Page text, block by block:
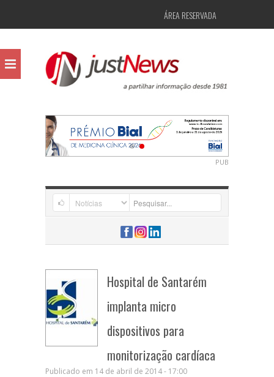
ÁREA RESERVADA
PUB
Hospital de Santarém
implanta micro
dispositivos para
monitorização cardíaca
Publicado em 14 de abril de 2014 - 17:00